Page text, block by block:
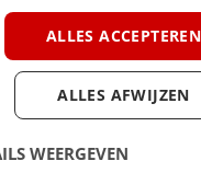
voorbehouden
ALLES ACCEPTEREN
ALLES AFWIJZEN
WEERGEVEN